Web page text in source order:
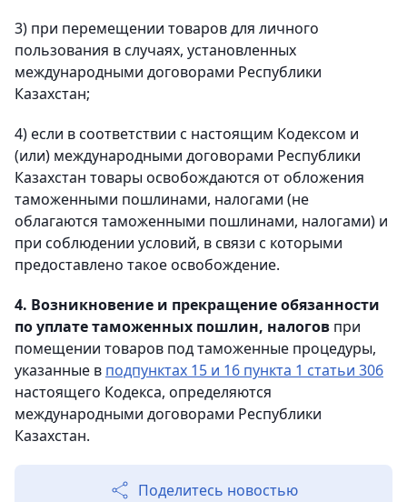
3) при перемещении товаров для личного
пользования в случаях, установленных
международными договорами Республики
Казахстан;
4) если в соответствии с настоящим Кодексом и
(или) международными договорами Республики
Казахстан товары освобождаются от обложения
таможенными пошлинами, налогами (не
облагаются таможенными пошлинами, налогами) и
при соблюдении условий, в связи с которыми
предоставлено такое освобождение.
4. Возникновение и прекращение обязанности
по уплате таможенных пошлин, налогов при
помещении товаров под таможенные процедуры,
указанные в подпунктах 15 и 16 пункта 1 статьи 306
настоящего Кодекса, определяются
международными договорами Республики
Казахстан.
Поделитесь новостью